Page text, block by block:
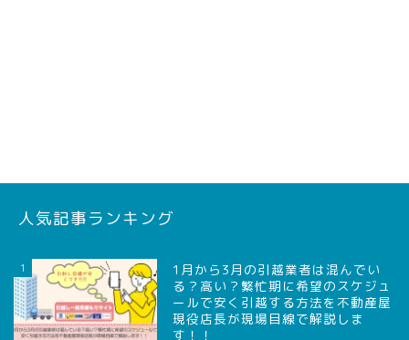
人気記事ランキング
1
1月から3月の引越業者は混んでい
る？高い？繁忙期に希望のスケジュ
ールで安く引越する方法を不動産屋
現役店長が現場目線で解説しま
す！！